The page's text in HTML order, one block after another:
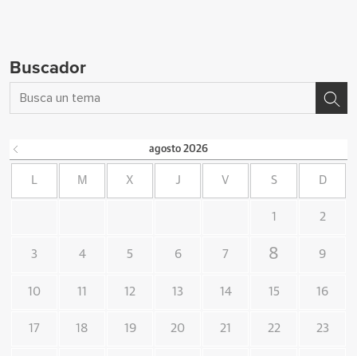
Buscador
agosto 2026
L M X J V S D
1 2
3 4 5 6 7 8 9
10 11 12 13 14 15 16
17 18 19 20 21 22 23